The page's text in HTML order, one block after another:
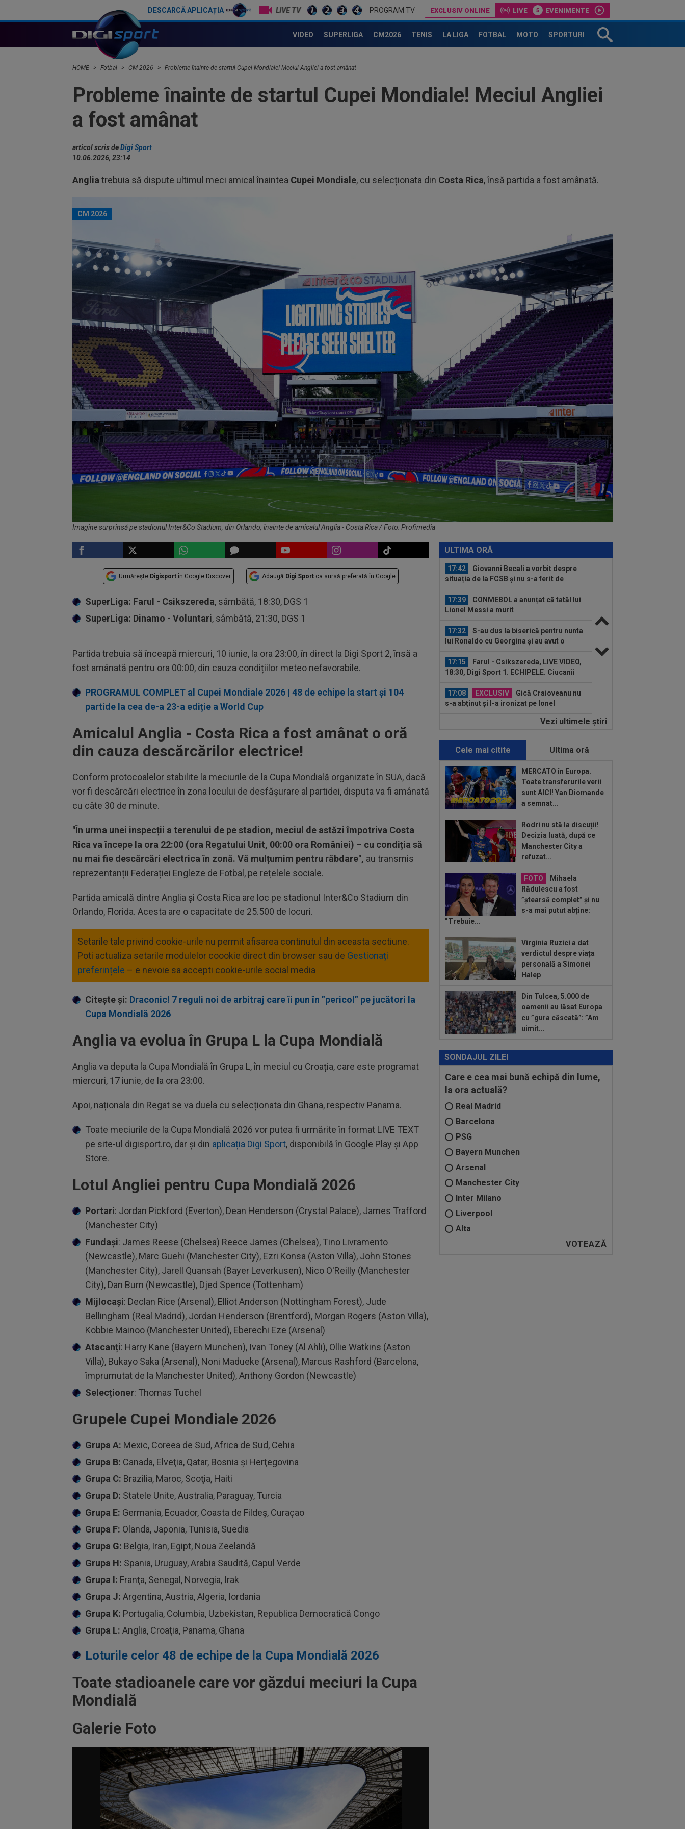
DESCARCĂ APLICAȚIA LIVE TV PROGRAM TV EXCLUSIV ONLINE LIVE EVENIMENTE
VIDEO SUPERLIGA CM2026 TENIS LA LIGA FOTBAL MOTO SPORTURI
HOME Fotbal CM 2026 Probleme înainte de startul Cupei Mondiale! Meciul Angliei a fost amânat
Probleme înainte de startul Cupei Mondiale! Meciul Angliei
a fost amânat
articol scris deDigi Sport
10.06.2026, 23:14
Anglia trebuia să dispute ultimul meci amical înaintea Cupei Mondiale, cu selecționata din Costa Rica, însă partida a fost amânată.
CM 2026
Imagine surprinsă pe stadionul Inter&Co Stadium, din Orlando, înainte de amicalul Anglia - Costa Rica / Foto: Profimedia
Urmărește Digisport în Google Discover Adaugă Digi Sport ca sursă preferată în Google
SuperLiga: Farul - Csikszereda, sâmbătă, 18:30, DGS 1
SuperLiga: Dinamo - Voluntari, sâmbătă, 21:30, DGS 1
Partida trebuia să înceapă miercuri, 10 iunie, la ora 23:00, în direct la Digi Sport 2, însă a
fost amânată pentru ora 00:00, din cauza condițiilor meteo nefavorabile.
PROGRAMUL COMPLET al Cupei Mondiale 2026 | 48 de echipe la start și 104
partide la cea de-a 23-a ediție a World Cup
Amicalul Anglia - Costa Rica a fost amânat o oră
din cauza descărcărilor electrice!
Conform protocoalelor stabilite la meciurile de la Cupa Mondială organizate în SUA, dacă
vor fi descărcări electrice în zona locului de desfășurare al partidei, disputa va fi amânată
cu câte 30 de minute.
"În urma unei inspecții a terenului de pe stadion, meciul de astăzi împotriva Costa
Rica va începe la ora 22:00 (ora Regatului Unit, 00:00 ora României) – cu condiția să
nu mai fie descărcări electrica în zonă. Vă mulțumim pentru răbdare", au transmis
reprezentanții Federației Engleze de Fotbal, pe rețelele sociale.
Partida amicală dintre Anglia și Costa Rica are loc pe stadionul Inter&Co Stadium din
Orlando, Florida. Acesta are o capacitate de 25.500 de locuri.
Setarile tale privind cookie-urile nu permit afisarea continutul din aceasta sectiune.
Poti actualiza setarile modulelor coookie direct din browser sau de Gestionați
preferințele – e nevoie sa accepti cookie-urile social media
Citește și: Draconic! 7 reguli noi de arbitraj care îi pun în ”pericol” pe jucători la
Cupa Mondială 2026
Anglia va evolua în Grupa L la Cupa Mondială
Anglia va deputa la Cupa Mondială în Grupa L, în meciul cu Croația, care este programat
miercuri, 17 iunie, de la ora 23:00.
Apoi, naționala din Regat se va duela cu selecționata din Ghana, respectiv Panama.
Toate meciurile de la Cupa Mondială 2026 vor putea fi urmărite în format LIVE TEXT
pe site-ul digisport.ro, dar și din aplicația Digi Sport, disponibilă în Google Play și App
Store.
Lotul Angliei pentru Cupa Mondială 2026
Portari: Jordan Pickford (Everton), Dean Henderson (Crystal Palace), James Trafford
(Manchester City)
Fundași: James Reese (Chelsea) Reece James (Chelsea), Tino Livramento
(Newcastle), Marc Guehi (Manchester City), Ezri Konsa (Aston Villa), John Stones
(Manchester City), Jarell Quansah (Bayer Leverkusen), Nico O'Reilly (Manchester
City), Dan Burn (Newcastle), Djed Spence (Tottenham)
Mijlocași: Declan Rice (Arsenal), Elliot Anderson (Nottingham Forest), Jude
Bellingham (Real Madrid), Jordan Henderson (Brentford), Morgan Rogers (Aston Villa),
Kobbie Mainoo (Manchester United), Eberechi Eze (Arsenal)
Atacanți: Harry Kane (Bayern Munchen), Ivan Toney (Al Ahli), Ollie Watkins (Aston
Villa), Bukayo Saka (Arsenal), Noni Madueke (Arsenal), Marcus Rashford (Barcelona,
împrumutat de la Manchester United), Anthony Gordon (Newcastle)
Selecționer: Thomas Tuchel
Grupele Cupei Mondiale 2026
Grupa A: Mexic, Coreea de Sud, Africa de Sud, Cehia
Grupa B: Canada, Elveţia, Qatar, Bosnia şi Herţegovina
Grupa C: Brazilia, Maroc, Scoţia, Haiti
Grupa D: Statele Unite, Australia, Paraguay, Turcia
Grupa E: Germania, Ecuador, Coasta de Fildeş, Curaçao
Grupa F: Olanda, Japonia, Tunisia, Suedia
Grupa G: Belgia, Iran, Egipt, Noua Zeelandă
Grupa H: Spania, Uruguay, Arabia Saudită, Capul Verde
Grupa I: Franţa, Senegal, Norvegia, Irak
Grupa J: Argentina, Austria, Algeria, Iordania
Grupa K: Portugalia, Columbia, Uzbekistan, Republica Democratică Congo
Grupa L: Anglia, Croaţia, Panama, Ghana
Loturile celor 48 de echipe de la Cupa Mondială 2026
Toate stadioanele care vor găzdui meciuri la Cupa
Mondială
Galerie Foto
ULTIMA ORĂ
17:08 EXCLUSIV
Gică Craioveanu nu
s-a abținut și l-a ironizat pe Ionel
Dănciulescu, în direct...
Lovitură de teatru în cazul
transferului lui Rodri! Anunț pe prima
pagină
17:04
Dan Petrescu a rupt tăcerea
despre situația dezastruoasă de la CFR
Cluj: ”Te...
16:54
Cristi Chivu a spus lucrurilor pe
nume, după Juventus - Inter 1-2: "Nu mi-
Cel mai bine plătit jucător din
Rosario despre Jorge Messi
17:42
Giovanni Becali a vorbit despre
situația de la FCSB și nu s-a ferit de
17:39
CONMEBOL a anunțat că tatăl lui
Lionel Messi a murit
17:32
S-au dus la biserică pentru nunta
lui Ronaldo cu Georgina și au avut o
17:15
Farul - Csikszereda, LIVE VIDEO,
18:30, Digi Sport 1. ECHIPELE. Ciucanii
17:08
EXCLUSIV
Gică Craioveanu nu
s-a abținut și l-a ironizat pe Ionel
Lovitură de teatru în cazul
17:04
Dan Petrescu a rupt tăcerea
despre situația dezastruoasă de la CFR
Cluj: ”Te...
16:54
Cristi Chivu a spus lucrurilor pe
nume, după Juventus - Inter 1-2: "Nu mi-
a...
SuperLigă a devenit liber! Gigi Becali
spunea...
Comunicat oficial al spitalului din
Rosario despre Jorge Messi
17:42
Giovanni Becali a vorbit despre
situația de la FCSB și nu s-a ferit de
cuvinte
17:39
CONMEBOL a anunțat că tatăl lui
Lionel Messi a murit
17:32
S-au dus la biserică pentru nunta
lui Ronaldo cu Georgina și au avut o
surpriză...
17:15
Farul - Csikszereda, LIVE VIDEO,
au...
Vezi ultimele ştiri
Cele mai citite Ultima oră
MERCATO în Europa.
Toate transferurile verii
sunt AICI! Yan Diomande
a semnat...
Rodri nu stă la discuții!
Decizia luată, după ce
Manchester City a
refuzat...
FOTO
Mihaela
Rădulescu a fost
”ștearsă complet” și nu
s-a mai putut abține:
”Trebuie...
Virginia Ruzici a dat
verdictul despre viața
personală a Simonei
Halep
Din Tulcea, 5.000 de
oamenii au lăsat Europa
cu ”gura căscată”: ”Am
uimit...
SONDAJUL ZILEI
Care e cea mai bună echipă din lume,
la ora actuală?
Real Madrid
Barcelona
PSG
Bayern Munchen
Arsenal
Manchester City
Inter Milano
Liverpool
Alta